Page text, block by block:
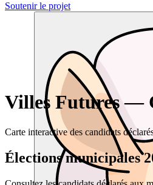
Soutenir le projet
Villes Futures —
Carte interactive des candidats
Élections municipales